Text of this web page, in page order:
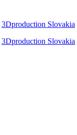
3Dproduction Slovakia
3Dproduction Slovakia